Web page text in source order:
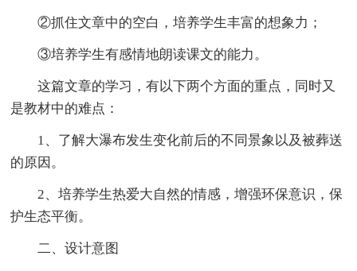
②抓住文章中的空白，培养学生丰富的想象力；
③培养学生有感情地朗读课文的能力。
这篇文章的学习，有以下两个方面的重点，同时又
是教材中的难点：
1、了解大瀑布发生变化前后的不同景象以及被葬送
的原因。
2、培养学生热爱大自然的情感，增强环保意识，保
护生态平衡。
二、设计意图